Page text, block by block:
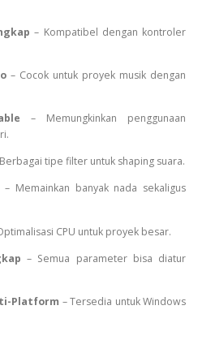
– Kompatibel dengan kontroler
– Cocok untuk proyek musik dengan
– Memungkinkan penggunaan
tipe filter untuk shaping suara.
– Memainkan banyak nada sekaligus
CPU untuk proyek besar.
– Semua parameter bisa diatur
Platform – Tersedia untuk Windows